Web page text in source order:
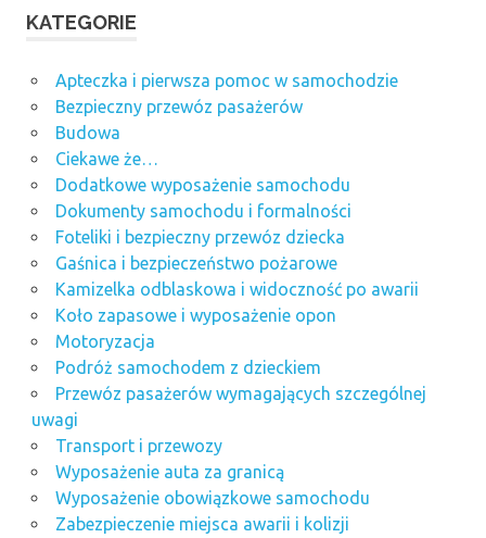
KATEGORIE
Apteczka i pierwsza pomoc w samochodzie
Bezpieczny przewóz pasażerów
Budowa
Ciekawe że…
Dodatkowe wyposażenie samochodu
Dokumenty samochodu i formalności
Foteliki i bezpieczny przewóz dziecka
Gaśnica i bezpieczeństwo pożarowe
Kamizelka odblaskowa i widoczność po awarii
Koło zapasowe i wyposażenie opon
Motoryzacja
Podróż samochodem z dzieckiem
Przewóz pasażerów wymagających szczególnej
uwagi
Transport i przewozy
Wyposażenie auta za granicą
Wyposażenie obowiązkowe samochodu
Zabezpieczenie miejsca awarii i kolizji